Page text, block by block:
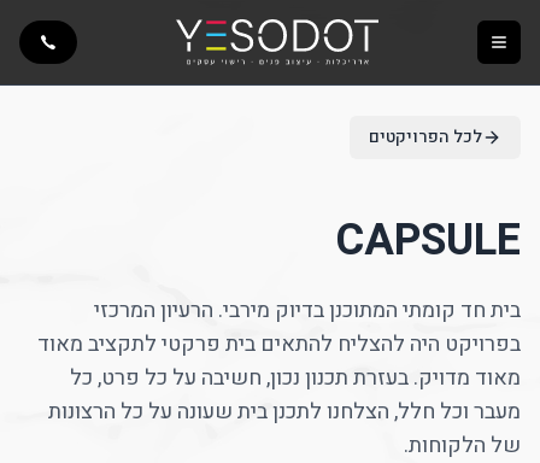
Toggle menu
לכל הפרויקטים
CAPSULE
בית חד קומתי המתוכנן בדיוק מירבי. הרעיון המרכזי
בפרויקט היה להצליח להתאים בית פרקטי לתקציב מאוד
מאוד מדויק. בעזרת תכנון נכון, חשיבה על כל פרט, כל
מעבר וכל חלל, הצלחנו לתכנן בית שעונה על כל הרצונות
של הלקוחות.